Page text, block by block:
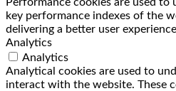
key performance indexes of the
delivering a better user
Analytics
Analytics
Analytical cookies are used to
interact with the website. These